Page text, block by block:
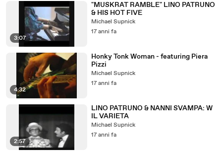
3:07
"MUSKRAT RAMBLE" LINO PATRUNO
& HIS HOT FIVE
Michael Supnick
17 anni fa
4:32
Honky Tonk Woman - featuring Piera
Pizzi
Michael Supnick
17 anni fa
2:57
LINO PATRUNO & NANNI SVAMPA: W
IL VARIETA
Michael Supnick
17 anni fa